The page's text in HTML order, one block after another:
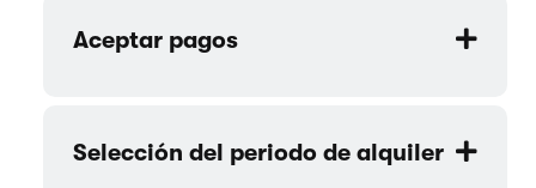
Aceptar pagos
Selección del periodo de alquiler